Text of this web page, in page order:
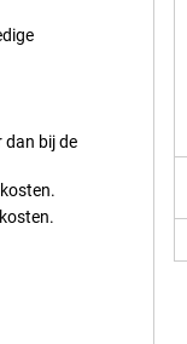
Kortom,
telefoon.
dan bij de